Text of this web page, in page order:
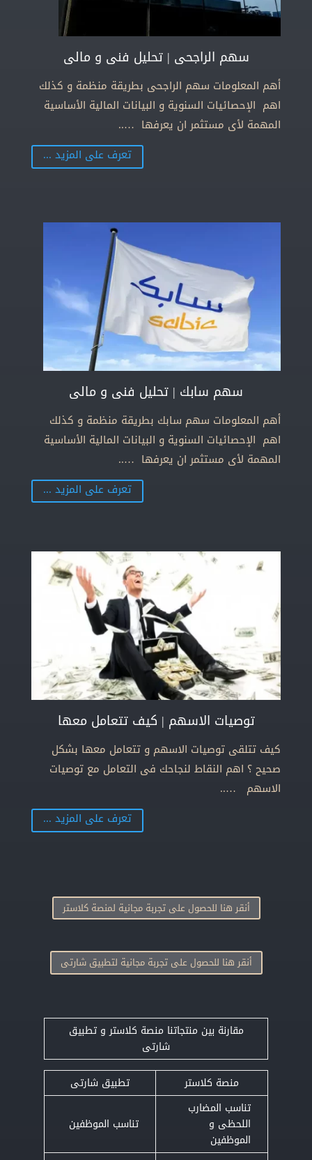
سهم الراجحى | تحليل فنى و مالى
أهم المعلومات سهم الراجحى بطريقة منظمة و كذلك
اهم الإحصائيات السنوية و البيانات المالية الأساسية
المهمة لأى مستثمر ان يعرفها …..
تعرف على المزيد ...
سهم سابك | تحليل فنى و مالى
أهم المعلومات سهم سابك بطريقة منظمة و كذلك
اهم الإحصائيات السنوية و البيانات المالية الأساسية
المهمة لأى مستثمر ان يعرفها …..
تعرف على المزيد ...
توصيات الاسهم | كيف تتعامل معها
كيف تتلقى توصيات الاسهم و تتعامل معها بشكل
صحيح ؟ اهم النقاط لنجاحك فى التعامل مع توصيات
الاسهم …..
تعرف على المزيد ...
أنقر هنا للحصول على تجربة مجانية لمنصة كلاستر
أنقر هنا للحصول على تجربة مجانية لتطبيق شارتى
مقارنة بين منتجاتنا منصة كلاستر و تطبيق
شارتى
منصة كلاستر
تطبيق شارتى
تناسب المضارب
اللحظى و
الموظفين
تناسب الموظفين